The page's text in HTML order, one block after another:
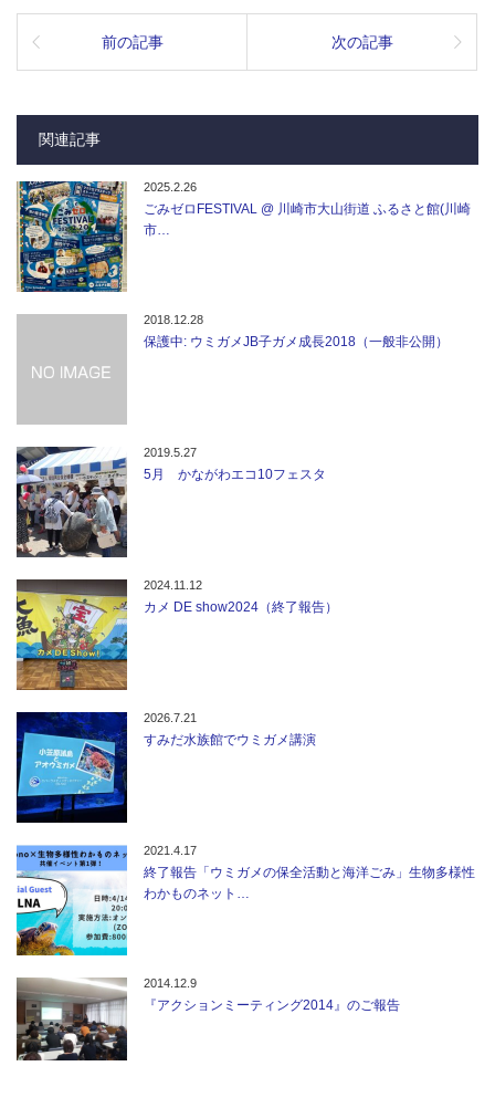
前の記事 次の記事
関連記事
2025.2.26
ごみゼロFESTIVAL @ 川崎市大山街道 ふるさと館(川崎
市…
2018.12.28
保護中: ウミガメJB子ガメ成長2018（一般非公開）
2019.5.27
5月 かながわエコ10フェスタ
2024.11.12
カメ DE show2024（終了報告）
2026.7.21
すみだ水族館でウミガメ講演
2021.4.17
終了報告「ウミガメの保全活動と海洋ごみ」生物多様性
わかものネット…
2014.12.9
『アクションミーティング2014』のご報告